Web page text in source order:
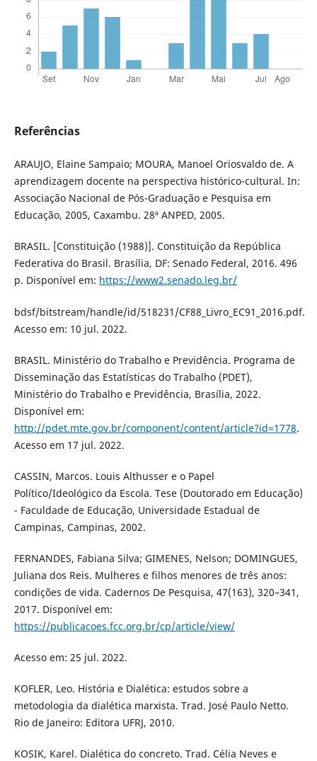
Referências
ARAUJO, Elaine Sampaio; MOURA, Manoel Oriosvaldo de. A
aprendizagem docente na perspectiva histórico-cultural. In:
Associação Nacional de Pós-Graduação e Pesquisa em
Educação, 2005, Caxambu. 28ª ANPED, 2005.
BRASIL. [Constituição (1988)]. Constituição da República
Federativa do Brasil. Brasília, DF: Senado Federal, 2016. 496
p. Disponível em: https://www2.senado.leg.br/
bdsf/bitstream/handle/id/518231/CF88_Livro_EC91_2016.pdf.
Acesso em: 10 jul. 2022.
BRASIL. Ministério do Trabalho e Previdência. Programa de
Disseminação das Estatísticas do Trabalho (PDET),
Ministério do Trabalho e Previdência, Brasília, 2022.
Disponível em:
http://pdet.mte.gov.br/component/content/article?id=1778.
Acesso em 17 jul. 2022.
CASSIN, Marcos. Louis Althusser e o Papel
Político/Ideológico da Escola. Tese (Doutorado em Educação)
- Faculdade de Educação, Universidade Estadual de
Campinas, Campinas, 2002.
FERNANDES, Fabiana Silva; GIMENES, Nelson; DOMINGUES,
Juliana dos Reis. Mulheres e filhos menores de três anos:
condições de vida. Cadernos De Pesquisa, 47(163), 320–341,
2017. Disponível em:
https://publicacoes.fcc.org.br/cp/article/view/
Acesso em: 25 jul. 2022.
KOFLER, Leo. História e Dialética: estudos sobre a
metodologia da dialética marxista. Trad. José Paulo Netto.
Rio de Janeiro: Editora UFRJ, 2010.
KOSIK, Karel. Dialética do concreto. Trad. Célia Neves e